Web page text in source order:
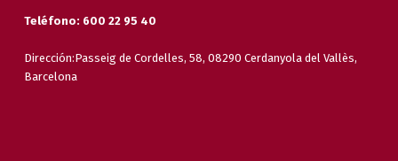
Teléfono: 600 22 95 40
Dirección:Passeig de Cordelles, 58, 08290 Cerdanyola del Vallès,
Barcelona